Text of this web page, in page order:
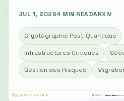
JUL 1, 20264 MIN READARXIV
Cryptographie Post-Quantique
Infrastructures Critiques
Gestion des Risques